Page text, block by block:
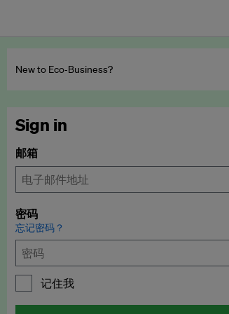
New to Eco‑Business?
Sign in
邮箱
密码
忘记密码？
记住我